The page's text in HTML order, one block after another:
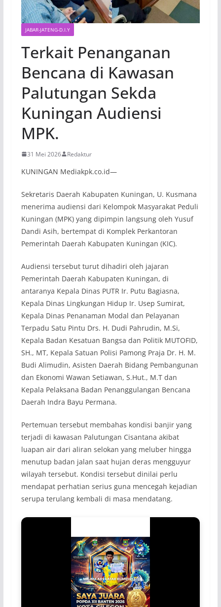
JABAR-JATENG-D.I.Y
Terkait Penanganan
Bencana di Kawasan
Palutungan Sekda
Kuningan Audiensi
MPK.
31 Mei 2026 Redaktur
KUNINGAN Mediakpk.co.id—
Sekretaris Daerah Kabupaten Kuningan, U. Kusmana
menerima audiensi dari Kelompok Masyarakat Peduli
Kuningan (MPK) yang dipimpin langsung oleh Yusuf
Dandi Asih, bertempat di Komplek Perkantoran
Pemerintah Daerah Kabupaten Kuningan (KIC).
Audiensi tersebut turut dihadiri oleh jajaran
Pemerintah Daerah Kabupaten Kuningan, di
antaranya Kepala Dinas PUTR Ir. Putu Bagiasna,
Kepala Dinas Lingkungan Hidup Ir. Usep Sumirat,
Kepala Dinas Penanaman Modal dan Pelayanan
Terpadu Satu Pintu Drs. H. Dudi Pahrudin, M.Si,
Kepala Badan Kesatuan Bangsa dan Politik MUTOFID,
SH., MT, Kepala Satuan Polisi Pamong Praja Dr. H. M.
Budi Alimudin, Asisten Daerah Bidang Pembangunan
dan Ekonomi Wawan Setiawan, S.Hut., M.T dan
Kepala Pelaksana Badan Penanggulangan Bencana
Daerah Indra Bayu Permana.
Pertemuan tersebut membahas kondisi banjir yang
terjadi di kawasan Palutungan Cisantana akibat
luapan air dari aliran selokan yang meluber hingga
menutup badan jalan saat hujan deras mengguyur
wilayah tersebut. Kondisi tersebut dinilai perlu
mendapat perhatian serius guna mencegah kejadian
serupa terulang kembali di masa mendatang.